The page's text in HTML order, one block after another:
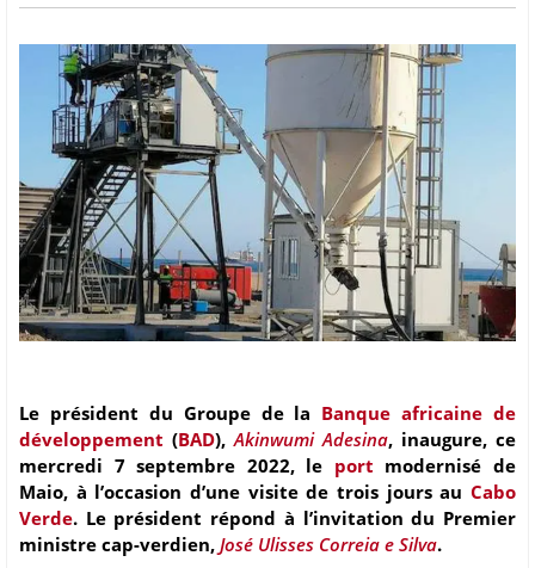
Le président du Groupe de la Banque africaine de
développement (BAD),Akinwumi Adesina, inaugure, ce
mercredi 7 septembre 2022, le port modernisé de
Maio, à l’occasion d’une visite de trois jours au Cabo
Verde. Le président répond à l’invitation du Premier
ministre cap-verdien, José Ulisses Correia e Silva.